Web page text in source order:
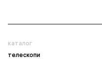
каталог
телескопи